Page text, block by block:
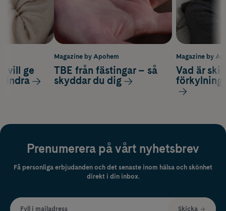
Magazine by
Vad är
förkylning
vill ge
lindra
Magazine by Apohem
TBE från fästingar – så
skyddar du dig
Prenumerera på vårt nyhetsbrev
Få personliga erbjudanden och det senaste inom hälsa och skönhet
direkt i din inbox.
Fyll i mailadress Skicka